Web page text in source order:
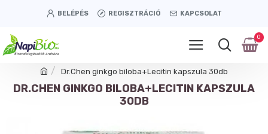
BELÉPÉS REGISZTRÁCIÓ KAPCSOLAT
0
Dr.Chen ginkgo biloba+Lecitin kapszula 30db
DR.CHEN GINKGO BILOBA+LECITIN KAPSZULA
30DB